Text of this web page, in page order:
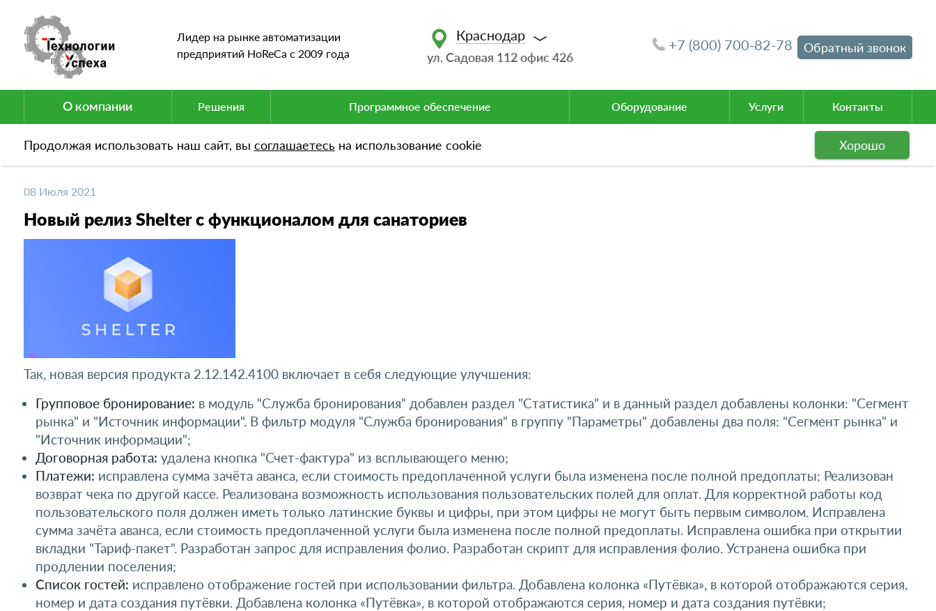
Лидер на рынке автоматизации
предприятий HoReCa c 2009 года
Краснодар
ул. Садовая 112 офис 426
+7 (800) 700-82-78 Обратный звонок
О компании Решения Программное обеспечение Оборудование Услуги Контакты
Продолжая использовать наш сайт, вы соглашаетесь на использование cookie Хорошо
Новости Новый релиз Shelter с функционалом для санаториев
08 Июля 2021
Новый релиз Shelter с функционалом для санаториев
Так, новая версия продукта 2.12.142.4100 включает в себя следующие улучшения:
Групповое бронирование: в модуль "Служба бронирования" добавлен раздел "Статистика" и в данный раздел добавлены колонки: "Сегмент
рынка" и "Источник информации". В фильтр модуля "Служба бронирования" в группу "Параметры" добавлены два поля: "Сегмент рынка" и
"Источник информации";
Договорная работа: удалена кнопка "Счет-фактура" из всплывающего меню;
Платежи: исправлена сумма зачёта аванса, если стоимость предоплаченной услуги была изменена после полной предоплаты; Реализован
возврат чека по другой кассе. Реализована возможность использования пользовательских полей для оплат. Для корректной работы код
пользовательского поля должен иметь только латинские буквы и цифры, при этом цифры не могут быть первым символом. Исправлена
сумма зачёта аванса, если стоимость предоплаченной услуги была изменена после полной предоплаты. Исправлена ошибка при открытии
вкладки "Тариф-пакет". Разработан запрос для исправления фолио. Разработан скрипт для исправления фолио. Устранена ошибка при
продлении поселения;
Список гостей: исправлено отображение гостей при использовании фильтра. Добавлена колонка «Путёвка», в которой отображаются серия,
номер и дата создания путёвки. Добавлена колонка «Путёвка», в которой отображаются серия, номер и дата создания путёвки;